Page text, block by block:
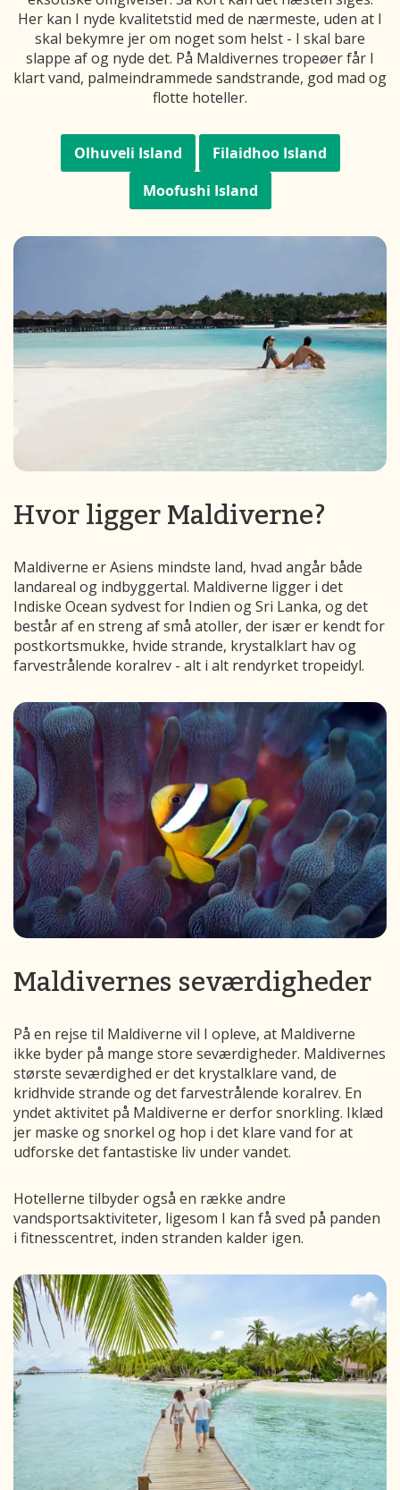
Her kan I nyde kvalitetstid med de nærmeste, uden at I
skal bekymre jer om noget som helst - I skal bare
slappe af og nyde det. På Maldivernes tropeøer får I
klart vand, palmeindrammede sandstrande, god mad og
flotte hoteller.
Olhuveli Island
Filaidhoo Island
Moofushi Island
Hvor ligger Maldiverne?
Maldiverne er Asiens mindste land, hvad angår både
landareal og indbyggertal. Maldiverne ligger i det
Indiske Ocean sydvest for Indien og Sri Lanka, og det
består af en streng af små atoller, der især er kendt for
postkortsmukke, hvide strande, krystalklart hav og
farvestrålende koralrev - alt i alt rendyrket tropeidyl.
Maldivernes seværdigheder
På en rejse til Maldiverne vil I opleve, at Maldiverne
ikke byder på mange store seværdigheder. Maldivernes
største seværdighed er det krystalklare vand, de
kridhvide strande og det farvestrålende koralrev. En
yndet aktivitet på Maldiverne er derfor snorkling. Iklæd
jer maske og snorkel og hop i det klare vand for at
udforske det fantastiske liv under vandet.
Hotellerne tilbyder også en række andre
vandsportsaktiviteter, ligesom I kan få sved på panden
i fitnesscentret, inden stranden kalder igen.